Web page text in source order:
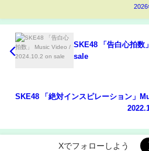
2026
SKE48 「告白心拍数
sale
SKE48 「絶対インスピレーション」
Xでフォローしよう